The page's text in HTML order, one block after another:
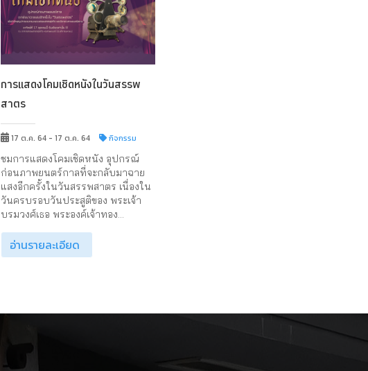
การแสดงโคมเชิดหนังในวันสรรพ
สาตร
17 ต.ค. 64 - 17 ต.ค. 64 กิจกรรม
ชมการแสดงโคมเชิดหนัง อุปกรณ์
ก่อนภาพยนตร์กาลที่จะกลับมาฉาย
แสงอีกครั้งในวันสรรพสาตร เนื่องใน
วันครบรอบวันประสูติของ พระเจ้า
บรมวงศ์เธอ พระองค์เจ้าทอง...
อ่านรายละเอียด